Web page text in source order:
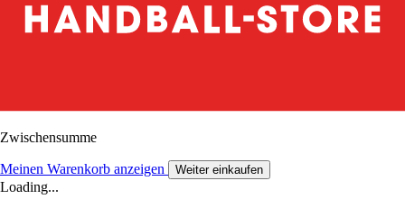
Zwischensumme
Meinen Warenkorb anzeigen Weiter einkaufen
Loading...